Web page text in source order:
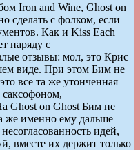
Iron and Wine, Ghost on
сделать с фолком, если
Как и Kiss Each
наряду с
отзывы: мол, это Крис
виде. При этом Бим не
все та же утонченная
саксофоном,
Ghost on Ghost Бим не
же именно ему дальше
идей,
вместе их держит только